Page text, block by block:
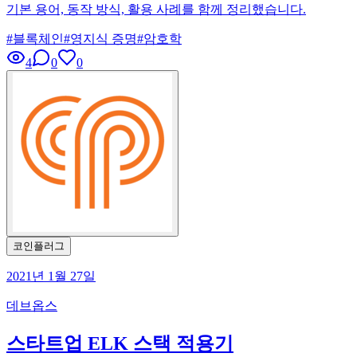
기본 용어, 동작 방식, 활용 사례를 함께 정리했습니다.
#블록체인#영지식 증명#암호학
4
0 0
코인플러그
2021년 1월 27일
데브옵스
스타트업 ELK 스택 적용기